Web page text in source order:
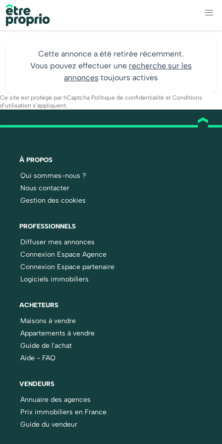
Cette annonce a été retirée récemment.
Vous pouvez effectuer une recherche sur les
annonces toujours actives
Ce site est protégé par hCaptcha Politique de confidentialité et Conditions
d’utilisation s’appliquent.
À PROPOS
Qui sommes-nous ?
Nous contacter
Gestion des cookies
PROFESSIONNELS
Diffuser mes annonces
Connexion Espace Agence
Connexion Espace partenaire
Logiciels immobiliers
ACHETEURS
Maisons à vendre
Appartements à vendre
Guide de l'achat
Aide - FAQ
VENDEURS
Annuaire des agences
Prix immobiliers en France
Guide du vendeur